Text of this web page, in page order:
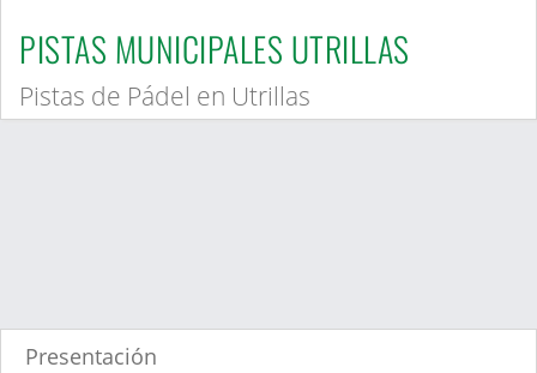
PISTAS MUNICIPALES UTRILLAS
Pistas de Pádel en Utrillas
Presentación